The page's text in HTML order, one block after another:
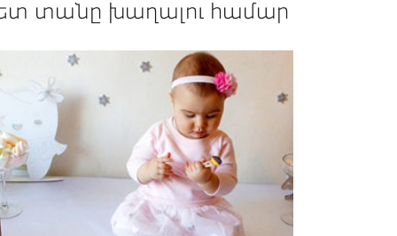
տանը խաղալու համար